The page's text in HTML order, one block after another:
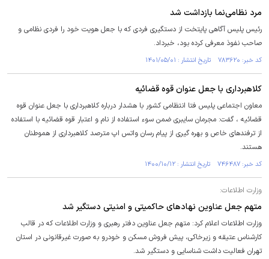
مرد نظامی‌نما بازداشت شد
رئیس پلیس آگاهی پایتخت از دستگیری فردی که با جعل هویت خود را فردی نظامی و
صاحب نفوذ معرفی کرده بود، خبرداد.
کد خبر: ۷۸۳۶۲۰ تاریخ انتشار : ۱۴۰۱/۰۵/۰۱
کلاهبرداری با جعل عنوان قوه قضائیه
معاون اجتماعی پلیس فتا انتظامی کشور با هشدار درباره کلاهبرداری با جعل عنوان قوه
قضائیه ، گفت: مجرمان سایبری ضمن سوء استفاده از نام و اعتبار قوه قضائیه با استفاده
از ترفندهای خاص و بهره گیری از پیام رسان واتس اپ مترصد کلاهبرداری از هموطنان
هستند.
کد خبر: ۷۴۶۴۸۷ تاریخ انتشار : ۱۴۰۰/۱۰/۱۲
وزارت اطلاعات:
متهم جعل عناوین نهاد‌های حاکمیتی و امنیتی دستگیر شد
وزارت اطلاعات اعلام کرد: متهم جعل عناوین دفتر رهبری و وزارت اطلاعات که در قالب
کارشناس عتیقه و زیرخاکی، پیش فروش مسکن و خودرو به صورت غیرقانونی در استان
تهران فعالیت داشت شناسایی و دستگیر شد.